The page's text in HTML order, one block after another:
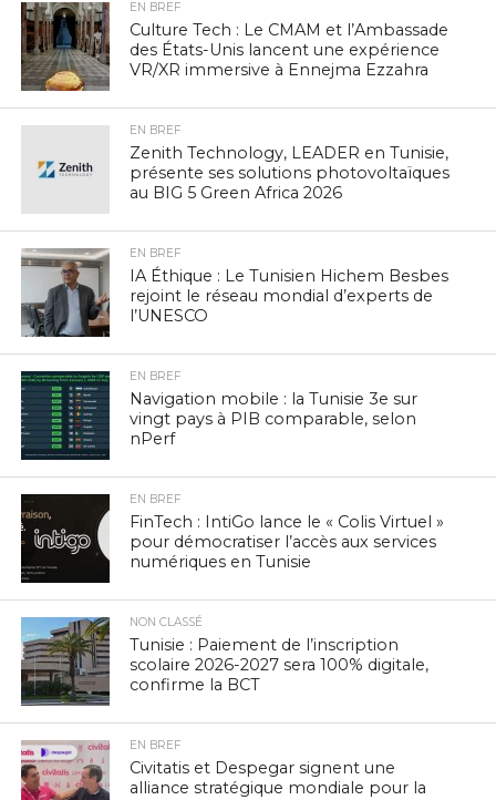
EN BREF
Culture Tech : Le CMAM et l’Ambassade
des États-Unis lancent une expérience
VR/XR immersive à Ennejma Ezzahra
EN BREF
Zenith Technology, LEADER en Tunisie,
présente ses solutions photovoltaïques
au BIG 5 Green Africa 2026
EN BREF
IA Éthique : Le Tunisien Hichem Besbes
rejoint le réseau mondial d’experts de
l’UNESCO
EN BREF
Navigation mobile : la Tunisie 3e sur
vingt pays à PIB comparable, selon
nPerf
EN BREF
FinTech : IntiGo lance le « Colis Virtuel »
pour démocratiser l’accès aux services
numériques en Tunisie
NON CLASSÉ
Tunisie : Paiement de l’inscription
scolaire 2026-2027 sera 100% digitale,
confirme la BCT
EN BREF
Civitatis et Despegar signent une
alliance stratégique mondiale pour la